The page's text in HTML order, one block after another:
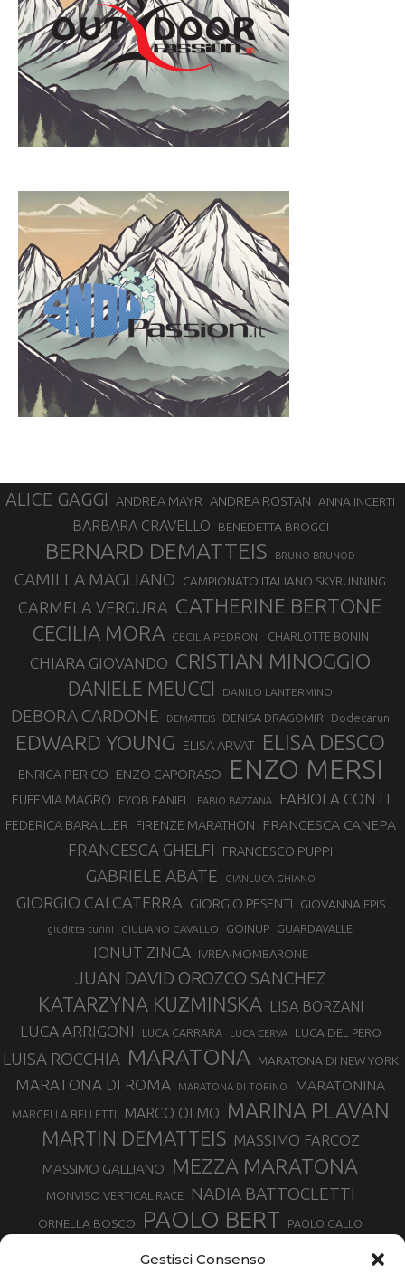
Gestisci Consenso
ALICE GAGGI ANDREA MAYR ANDREA ROSTAN ANNA INCERTI
BARBARA CRAVELLO BENEDETTA BROGGI
BERNARD DEMATTEIS BRUNO BRUNOD
CAMILLA MAGLIANO CAMPIONATO ITALIANO SKYRUNNING
CARMELA VERGURA CATHERINE BERTONE
CECILIA MORA CECILIA PEDRONI CHARLOTTE BONIN
CHIARA GIOVANDO CRISTIAN MINOGGIO
DANIELE MEUCCI DANILO LANTERMINO
DEBORA CARDONE DEMATTEIS DENISA DRAGOMIR Dodecarun
EDWARD YOUNG ELISA ARVAT ELISA DESCO
ENRICA PERICO ENZO CAPORASO ENZO MERSI
EUFEMIA MAGRO EYOB FANIEL FABIO BAZZANA FABIOLA CONTI
FEDERICA BARAILLER FIRENZE MARATHON FRANCESCA CANEPA
FRANCESCA GHELFI FRANCESCO PUPPI
GABRIELE ABATE GIANLUCA GHIANO
GIORGIO CALCATERRA GIORGIO PESENTI GIOVANNA EPIS
giuditta turini GIULIANO CAVALLO GOINUP GUARDAVALLE
IONUT ZINCA IVREA-MOMBARONE
JUAN DAVID OROZCO SANCHEZ
KATARZYNA KUZMINSKA LISA BORZANI
LUCA ARRIGONI LUCA CARRARA LUCA CERVA LUCA DEL PERO
LUISA ROCCHIA MARATONA MARATONA DI NEW YORK
MARATONA DI ROMA MARATONA DI TORINO MARATONINA
MARCELLA BELLETTI MARCO OLMO MARINA PLAVAN
MARTIN DEMATTEIS MASSIMO FARCOZ
MASSIMO GALLIANO MEZZA MARATONA
MONVISO VERTICAL RACE NADIA BATTOCLETTI
ORNELLA BOSCO PAOLO BERT PAOLO GALLO